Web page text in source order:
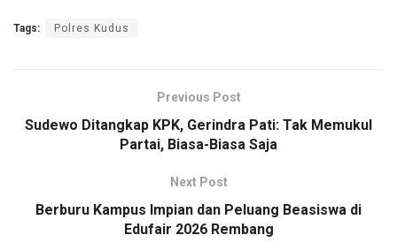
Tags: Polres Kudus
Previous Post
Sudewo Ditangkap KPK, Gerindra Pati: Tak Memukul
Partai, Biasa-Biasa Saja
Next Post
Berburu Kampus Impian dan Peluang Beasiswa di
Edufair 2026 Rembang